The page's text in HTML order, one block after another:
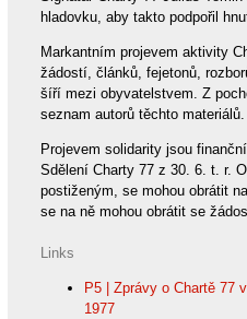
hladovku, aby takto podpořil
Markantním projevem aktivity
žádostí, článků, fejetonů,
šíří mezi obyvatelstvem. Z
seznam autorů těchto materiálů.
Projevem solidarity jsou
Sdělení Charty 77 z 30. 6. t. r.
postiženým, se mohou obrátit
se na ně mohou obrátit se
Links
P5 | Zprávy o Chartě 77
1977